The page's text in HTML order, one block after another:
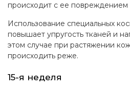
происходит с ее повреждением
Использование специальных
повышает упругость тканей и
этом случае при растяжении
происходить реже.
15-я неделя